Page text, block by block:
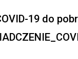
19 do